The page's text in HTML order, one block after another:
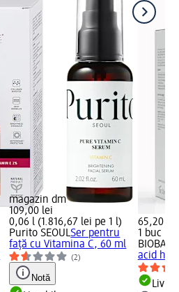
magazin dm
109,00 lei
0,06 l (1.816,67 lei pe 1 l)
Purito SEOULSer pentru
față cu Vitamina C, 60 ml
(2)
Notă
65,20 lei
1 buc
acid